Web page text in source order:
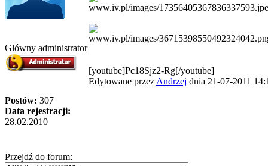
Główny administrator
Postów: 307
Data rejestracji:
28.02.2010
[youtube]Pc18Sjz2-Rg[/youtube]
Edytowane przez Andrzej dnia 21-07-2011
Przejdź do forum: